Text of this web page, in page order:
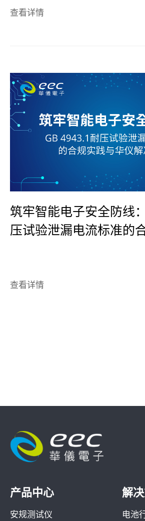
查看详情
筑牢智能电子安全防线
压试验泄漏电流标准的
查看详情
产品中心
安规测试仪
解
电池